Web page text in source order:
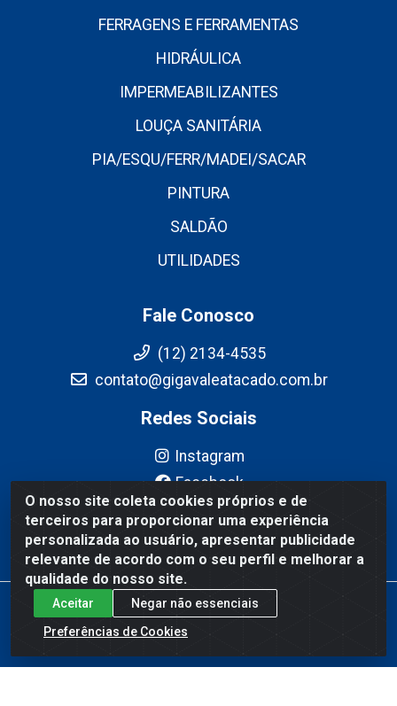
O nosso site coleta cookies próprios e de
terceiros para proporcionar uma experiência
personalizada ao usuário, apresentar publicidade
relevante de acordo com o seu perfil e melhorar a
qualidade do nosso site.
Aceitar
Negar não essenciais
Preferências de Cookies
FERRAGENS E FERRAMENTAS
HIDRÁULICA
IMPERMEABILIZANTES
LOUÇA SANITÁRIA
PIA/ESQU/FERR/MADEI/SACAR
PINTURA
SALDÃO
UTILIDADES
Fale Conosco
(12) 2134-4535
contato@gigavaleatacado.com.br
Redes Sociais
Instagram
Facebook
YouTube
Linkedin
Gigavale Atacado - Av. Pedro Friggi, 451 - Vista Verde, São José
dos Campos/SP - CEP 12223-430 - CNPJ 08.978.600/0004-83